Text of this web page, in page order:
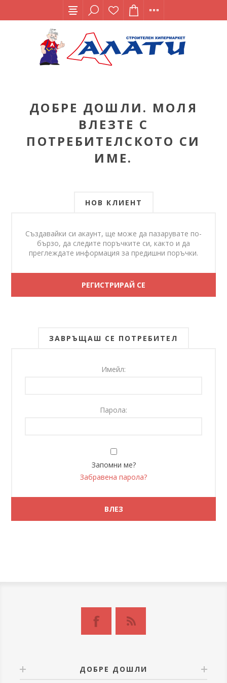
ДОБРЕ ДОШЛИ. МОЛЯ
ВЛЕЗТЕ С
ПОТРЕБИТЕЛСКОТО СИ
ИМЕ.
НОВ КЛИЕНТ
Създавайки си акаунт, ще може да пазарувате по-
бързо, да следите поръчките си, както и да
преглеждате информация за предишни поръчки.
ЗАВРЪЩАШ СЕ ПОТРЕБИТЕЛ
Имейл:
Парола:
Запомни ме?
Забравена парола?
ДОБРЕ ДОШЛИ